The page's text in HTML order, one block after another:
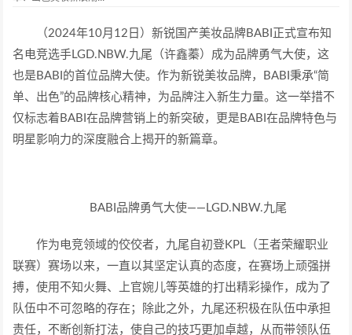
（2024年10月12日）新锐国产美妆品牌BABI正式宣布知
名电竞选手LGD.NBW.九尾（许鑫蓁）成为品牌勇气大使，这
也是BABI的首位品牌大使。作为新锐美妆品牌，BABI秉承“简
单、出色”的品牌核心精神，为品牌注入新生力量。这一举措不
仅标志着BABI在品牌营销上的新突破，更是BABI在品牌特色与
明星影响力的深度融合上揭开的新篇章。
BABI品牌勇气大使——LGD.NBW.九尾
作为电竞领域的佼佼者，九尾自初登KPL（王者荣耀职业
联赛）赛场以来，一直以其坚定认真的态度，在赛场上顽强拼
搏，使用不知火舞、上官婉儿等英雄的打出精彩操作，成为了
队伍中不可忽略的存在；除此之外，九尾还积极在队伍中承担
责任，不断创新打法，使自己的技巧更加卓越，从而带领队伍